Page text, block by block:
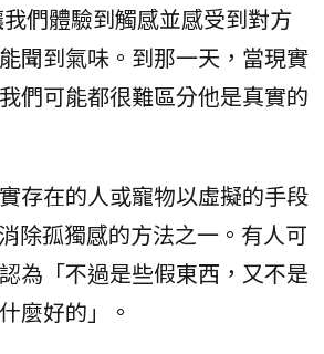
們體驗到觸感並感受到對方
聞到氣味。到那一天，當現實
們可能都很難區分他是真實的
存在的人或寵物以虛擬的手段
除孤獨感的方法之一。有人可
為「不過是些假東西，又不是
麼好的」。